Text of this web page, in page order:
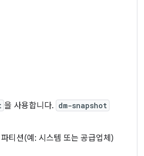
을 사용합니다. dm-snapshot
티션(예: 시스템 또는 공급업체)